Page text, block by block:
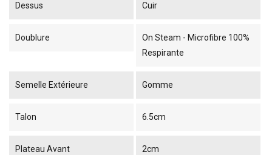
Dessus Cuir
Doublure
On Steam - Microfibre 100%
Respirante
Semelle Extérieure Gomme
Talon 6.5cm
Plateau Avant 2cm